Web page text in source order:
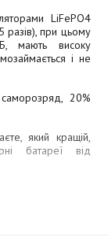
LiFePO4
разів), при цьому
мають високу
і не
20%
який кращій,
батареї від